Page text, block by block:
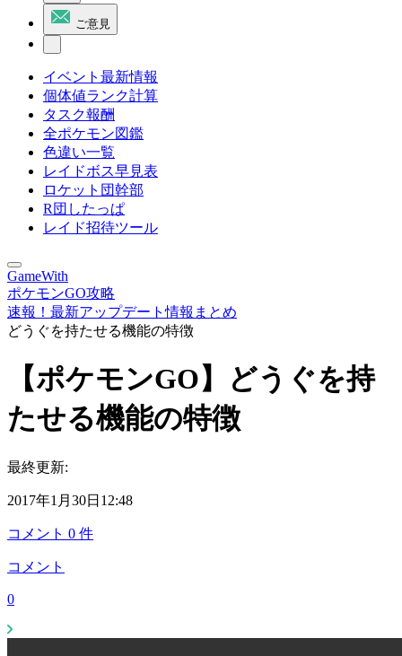
ご意見
イベント最新情報
個体値ランク計算
タスク報酬
全ポケモン図鑑
色違い一覧
レイドボス早見表
ロケット団幹部
R団したっぱ
レイド招待ツール
GameWith
ポケモンGO攻略
速報！最新アップデート情報まとめ
どうぐを持たせる機能の特徴
【ポケモンGO】どうぐを持
たせる機能の特徴
最終更新:
2017年1月30日12:48
コメント 0 件
コメント
0